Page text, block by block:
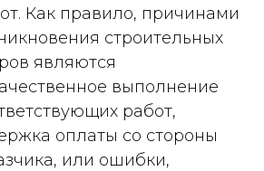
Как правило, причинами
строительных
являются
выполнение
работ,
оплаты со стороны
или ошибки,